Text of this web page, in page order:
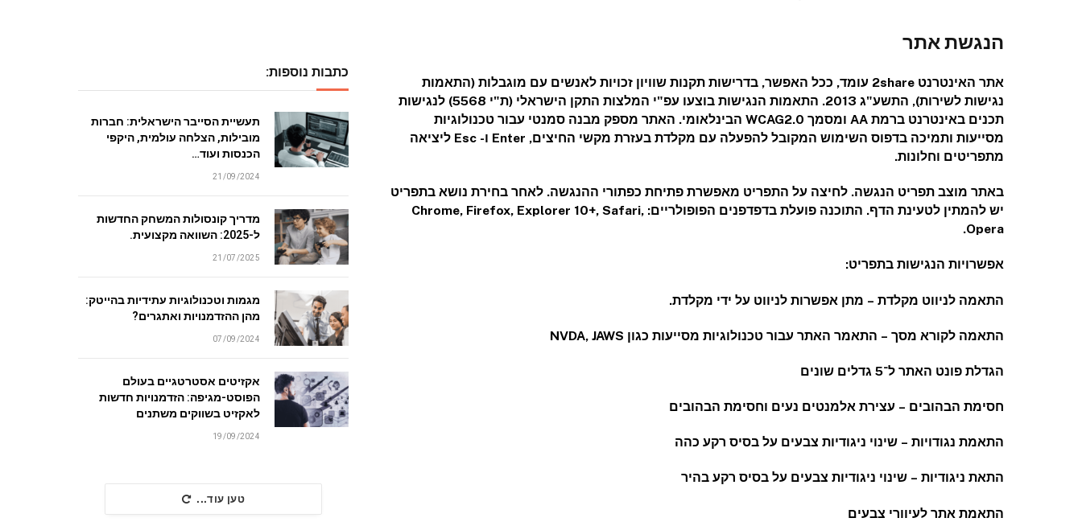
הנגשת אתר
אתר האינטרנט 2share עומד, ככל האפשר, בדרישות תקנות שוויון זכויות לאנשים עם מוגבלות (התאמות
נגישות לשירות), התשע"ג 2013. התאמות הנגישות בוצעו עפ"י המלצות התקן הישראלי (ת"י 5568) לנגישות
תכנים באינטרנט ברמת AA ומסמך WCAG2.0 הבינלאומי. האתר מספק מבנה סמנטי עבור טכנולוגיות
מסייעות ותמיכה בדפוס השימוש המקובל להפעלה עם מקלדת בעזרת מקשי החיצים, Enter ו- Esc ליציאה
מתפריטים וחלונות.
באתר מוצב תפריט הנגשה. לחיצה על התפריט מאפשרת פתיחת כפתורי ההנגשה. לאחר בחירת נושא בתפריט
יש להמתין לטעינת הדף. התוכנה פועלת בדפדפנים הפופולריים: Chrome, Firefox, Explorer 10+, Safari,
Opera.
אפשרויות הנגישות בתפריט:
התאמה לניווט מקלדת – מתן אפשרות לניווט על ידי מקלדת.
התאמה לקורא מסך – התאמר האתר עבור טכנולוגיות מסייעות כגון NVDA, JAWS
הגדלת פונט האתר ל־5 גדלים שונים
חסימת הבהובים – עצירת אלמנטים נעים וחסימת הבהובים
התאמת נגודויות – שינוי ניגודיות צבעים על בסיס רקע כהה
התאת ניגודיות – שינוי ניגודיות צבעים על בסיס רקע בהיר
התאמת אתר לעיוורי צבעים
כתבות נוספות:
תעשיית הסייבר הישראלית: חברות
מובילות, הצלחה עולמית, היקפי
הכנסות ועוד…
21/09/2024
מדריך קונסולות המשחק החדשות
ל-2025: השוואה מקצועית.
21/07/2025
מגמות וטכנולוגיות עתידיות בהייטק:
מהן ההזדמנויות ואתגרים?
07/09/2024
אקזיטים אסטרטגיים בעולם
הפוסט-מגיפה: הזדמנויות חדשות
לאקזיט בשווקים משתנים
19/09/2024
טען עוד...